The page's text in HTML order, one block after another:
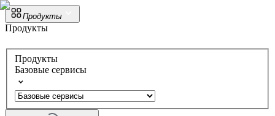
Продукты
Продукты
Продукты
Базовые сервисы